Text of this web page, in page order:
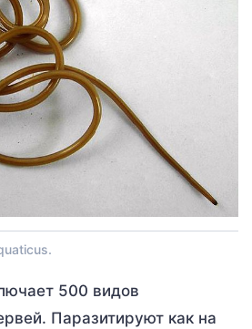
500 видов
Паразитируют как на